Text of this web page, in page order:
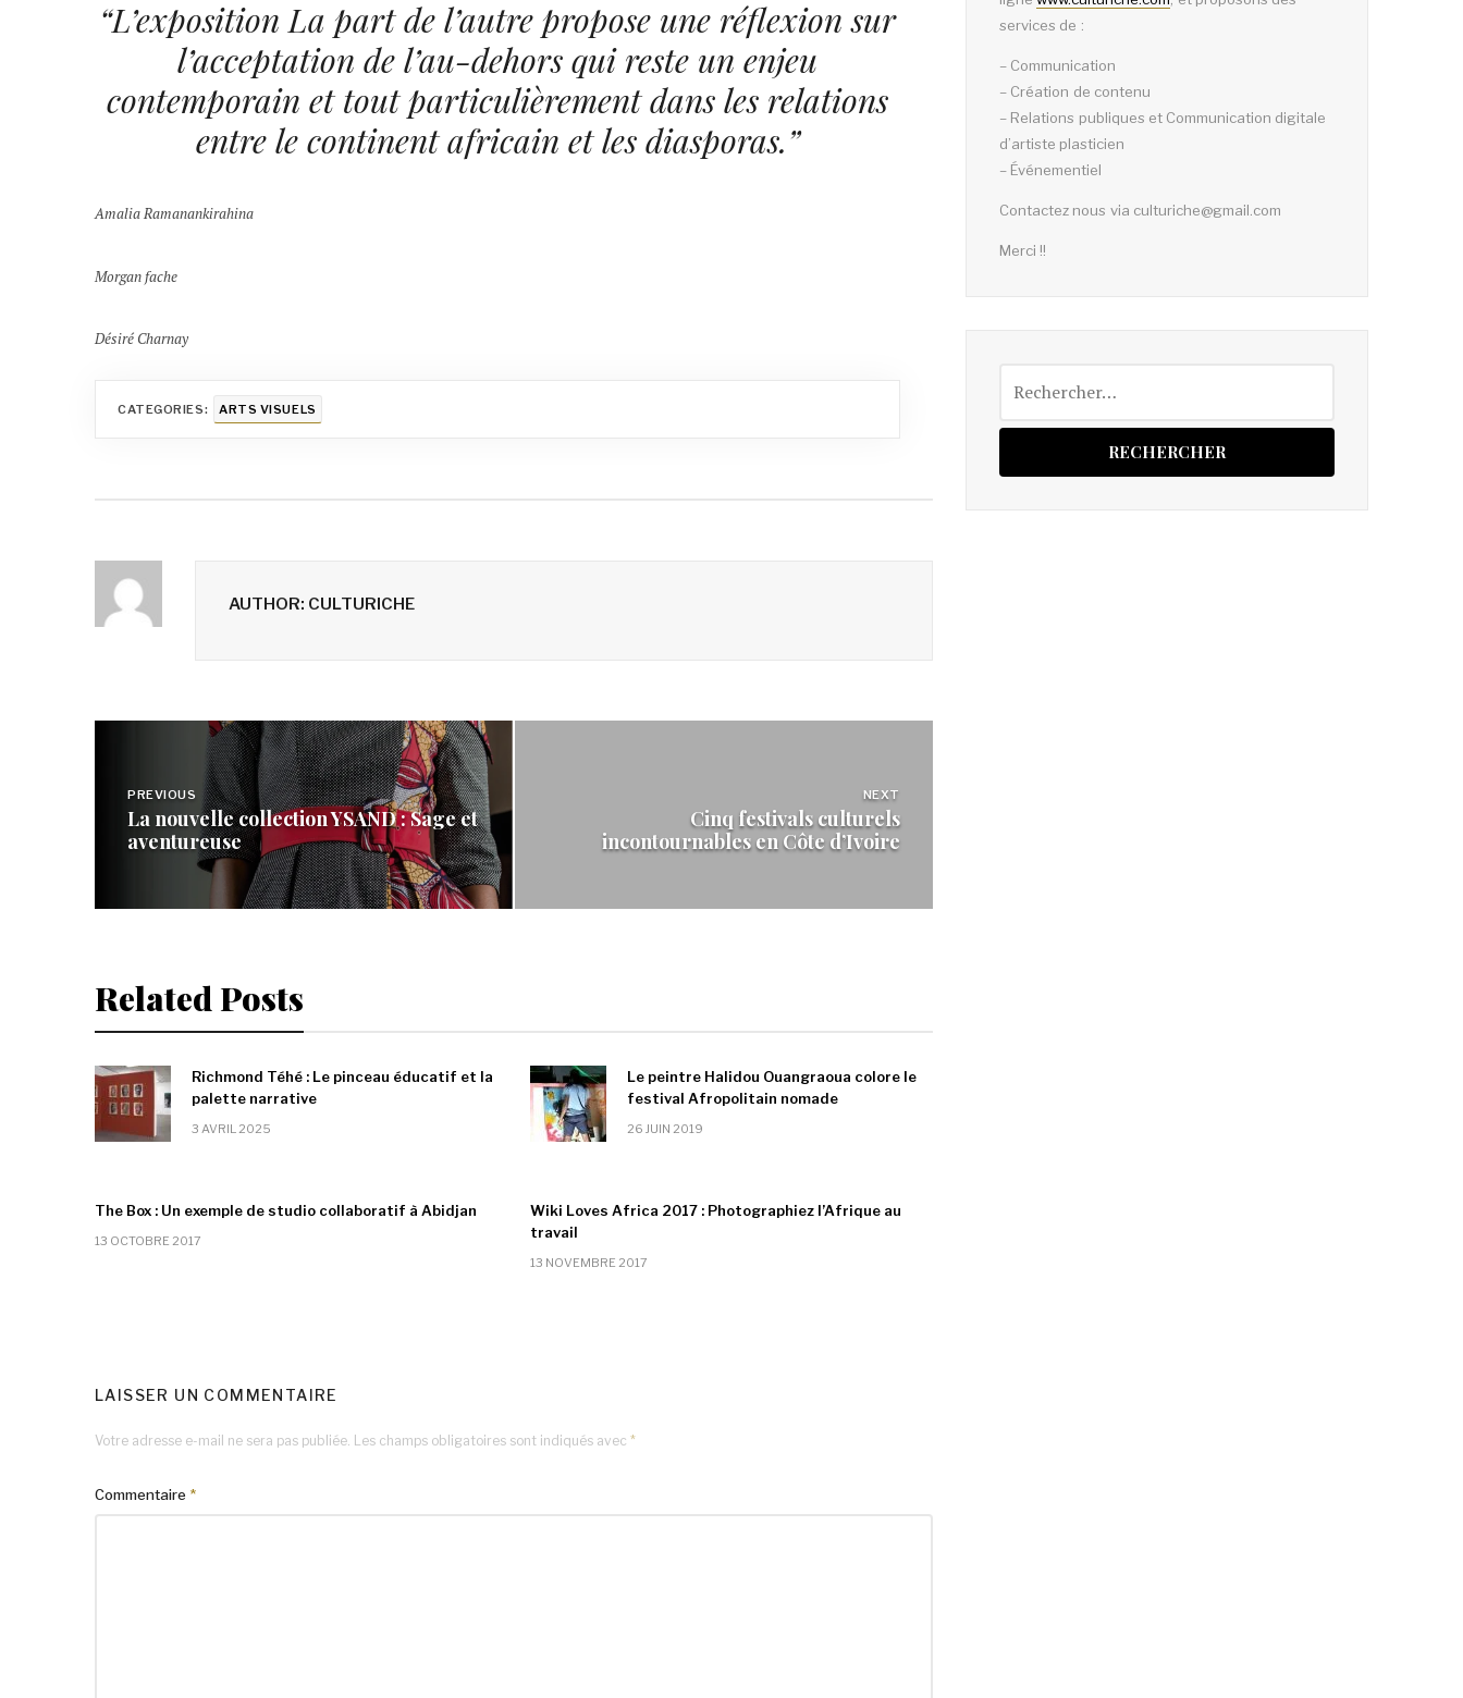
“L’exposition La part de l’autre propose une réflexion sur
l’acceptation de l’au-dehors qui reste un enjeu
contemporain et tout particulièrement dans les relations
entre le continent africain et les diasporas.”
Amalia Ramanankirahina
Morgan fache
Désiré Charnay
CATEGORIES: ARTS VISUELS
AUTHOR: CULTURICHE
Navigation
de
l’article
PREVIOUS
La nouvelle collection YSAND : Sage et
aventureuse
NEXT
Cinq festivals culturels
incontournables en Côte d’Ivoire
Related Posts
Richmond Téhé : Le pinceau éducatif et la
palette narrative
3 AVRIL 2025
Le peintre Halidou Ouangraoua colore le
festival Afropolitain nomade
26 JUIN 2019
The Box : Un exemple de studio collaboratif à Abidjan
13 OCTOBRE 2017
Wiki Loves Africa 2017 : Photographiez l’Afrique au
travail
13 NOVEMBRE 2017
LAISSER UN COMMENTAIRE
Votre adresse e-mail ne sera pas publiée. Les champs obligatoires sont indiqués avec *
Commentaire *
services de :
– Communication
– Création de contenu
– Relations publiques et Communication digitale
d’artiste plasticien
– Événementiel
Contactez nous via culturiche@gmail.com
Merci !!